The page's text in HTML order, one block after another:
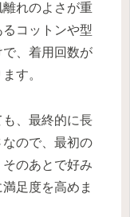
れのよさが重
コットンや型
、着用回数が
す。
、最終的に長
なので、最初の
のあとで好み
足度を高めま